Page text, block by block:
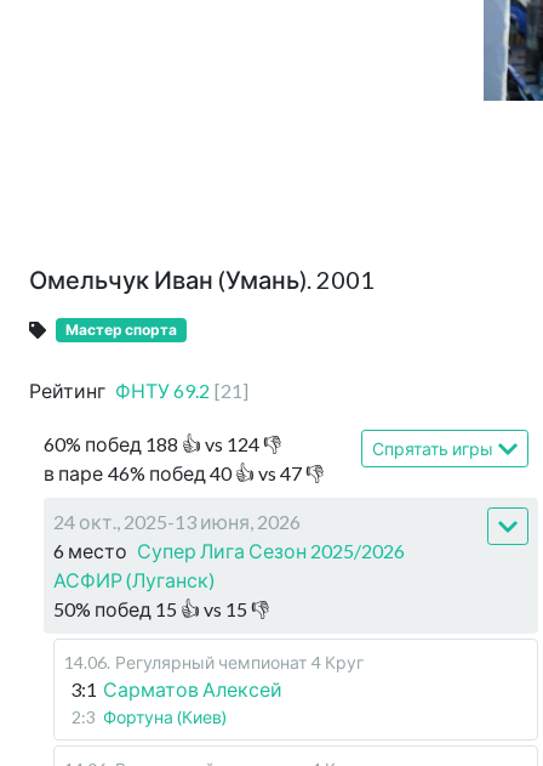
Омельчук Иван (Умань). 2001
Мастер спорта
Рейтинг ФНТУ69.2 [21 ]
60% побед 188 👍 vs 124👎
в паре 46% побед 40👍 vs 47👎
Спрятать игры
24 окт., 2025-13 июня, 2026
6 место Супер Лига Сезон 2025/2026
АСФИР (Луганск)
50% побед 15 👍 vs 15 👎
14.06. Регулярный чемпионат 4 Круг
3:1 Сарматов Алексей
2:3 Фортуна (Киев)